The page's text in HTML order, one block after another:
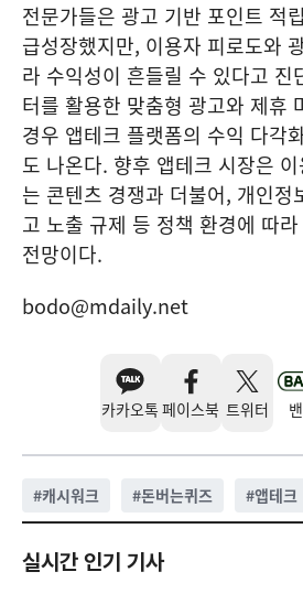
전문가들은 광고 기반 포인트 적
급성장했지만, 이용자 피로도와
라 수익성이 흔들릴 수 있다고 진
터를 활용한 맞춤형 광고와 제휴
경우 앱테크 플랫폼의 수익 다각
도 나온다. 향후 앱테크 시장은
는 콘텐츠 경쟁과 더불어, 개인정
고 노출 규제 등 정책 환경에 따
전망이다.
bodo@mdaily.net
카카오톡 페이스북 트위터
#캐시워크 #돈버는퀴즈 #앱테크
실시간 인기 기사